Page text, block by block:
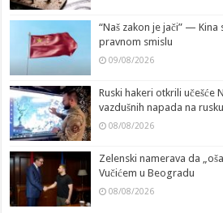
“Naš zakon je jači” — Kina
pravnom smislu
09/08/2026
Ruski hakeri otkrili učešće
vazdušnih napada na
08/08/2026
Zelenski namerava da
Vučićem u Beogradu
08/08/2026